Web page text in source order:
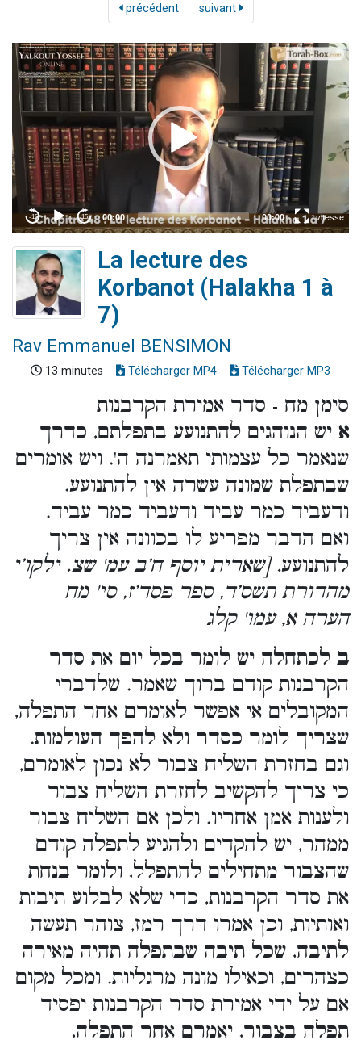
précédent suivant
La lecture des
Korbanot (Halakha 1 à
7)
Rav Emmanuel BENSIMON
13 minutes Télécharger MP4 Télécharger MP3
סימן מח - סדר אמירת הקרבנות
א יש הנוהגים להתנועע בתפלתם, כדרך
שנאמר כל עצמותי תאמרנה ה'. ויש אומרים
שבתפלת שמונה עשרה אין להתנועע.
ודעביד כמר עביד ודעביד כמר עביד.
ואם הדבר מפריע לו בכוונה אין צריך
להתנועע. [שארית יוסף ח’ב עמ' שצ. ילקו’י
מהדורת תשס’ד, ספר פסד’ז, סי' מח
הערה א, עמו' קלג
ב לכתחלה יש לומר בכל יום את סדר
הקרבנות קודם ברוך שאמר. שלדברי
המקובלים אי אפשר לאומרם אחר התפלה,
שצריך לומר כסדר ולא להפך העולמות.
וגם בחזרת השליח צבור לא נכון לאומרם,
כי צריך להקשיב לחזרת השליח צבור
ולענות אמן אחריו. ולכן אם השליח צבור
ממהר, יש להקדים ולהגיע לתפלה קודם
שהצבור מתחילים להתפלל, ולומר בנחת
את סדר הקרבנות, כדי שלא לבלוע תיבות
ואותיות, וכן אמרו דרך רמז, צוהר תעשה
לתיבה, שכל תיבה שבתפלה תהיה מאירה
כצהרים, וכאילו מונה מרגליות. ומכל מקום
אם על ידי אמירת סדר הקרבנות יפסיד
תפלה בצבור, יאמרם אחר התפלה,